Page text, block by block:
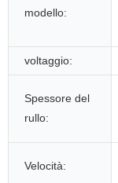
modello:
voltaggio:
Spessore del
rullo:
Velocità: